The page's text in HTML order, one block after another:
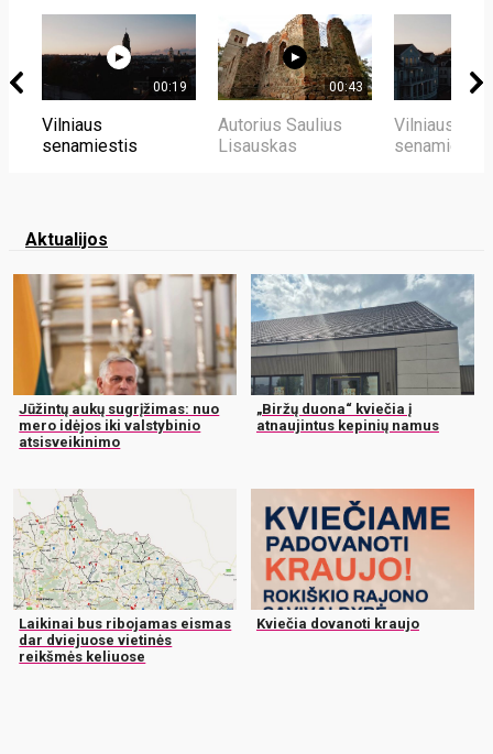
00:19
Vilniaus
senamiestis
00:43
Autorius Saulius
Lisauskas
Vilniaus
senamiestis
Aktualijos
Jūžintų aukų sugrįžimas: nuo
mero idėjos iki valstybinio
atsisveikinimo
„Biržų duona“ kviečia į
atnaujintus kepinių namus
Laikinai bus ribojamas eismas
dar dviejuose vietinės
reikšmės keliuose
Kviečia dovanoti kraujo